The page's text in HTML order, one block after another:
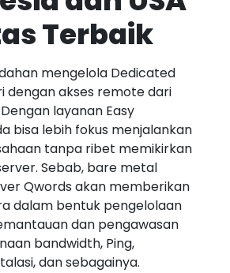
Terbaik
mengelola Dedicated
dengan akses remote dari
layanan Easy
bisa lebih fokus menjalankan
tanpa ribet memikirkan
Sebab, bare metal
Qwords akan memberikan
dalam bentuk pengelolaan
dan pengawasan
bandwidth, Ping,
dan sebagainya.